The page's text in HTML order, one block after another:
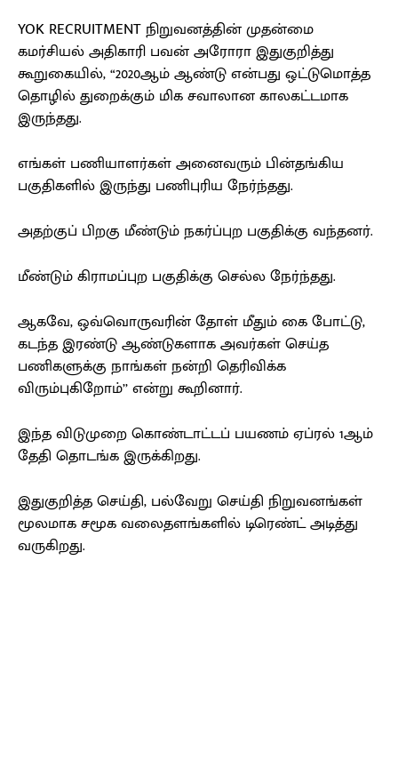
YOK RECRUITMENT நிறுவனத்தின் முதன்மை
கமர்சியல் அதிகாரி பவன் அரோரா இதுகுறித்து
கூறுகையில், “2020ஆம் ஆண்டு என்பது ஒட்டுமொத்த
தொழில் துறைக்கும் மிக சவாலான காலகட்டமாக
இருந்தது.
எங்கள் பணியாளர்கள் அனைவரும் பின்தங்கிய
பகுதிகளில் இருந்து பணிபுரிய நேர்ந்தது.
அதற்குப் பிறகு மீண்டும் நகர்ப்புற பகுதிக்கு வந்தனர்.
மீண்டும் கிராமப்புற பகுதிக்கு செல்ல நேர்ந்தது.
ஆகவே, ஒவ்வொருவரின் தோள் மீதும் கை போட்டு,
கடந்த இரண்டு ஆண்டுகளாக அவர்கள் செய்த
பணிகளுக்கு நாங்கள் நன்றி தெரிவிக்க
விரும்புகிறோம்’’ என்று கூறினார்.
இந்த விடுமுறை கொண்டாட்டப் பயணம் ஏப்ரல் 1ஆம்
தேதி தொடங்க இருக்கிறது.
இதுகுறித்த செய்தி, பல்வேறு செய்தி நிறுவனங்கள்
மூலமாக சமூக வலைதளங்களில் டிரெண்ட் அடித்து
வருகிறது.